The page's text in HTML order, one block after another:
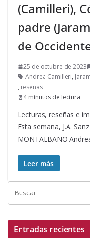
(Camilleri),
padre
de
25 de octubre de 2023
Andrea Camilleri,
, reseñas
4 minutos de lectura
Lecturas, reseñas e
Esta semana, J.A.
MONTALBANO
Leer más
Entradas recientes